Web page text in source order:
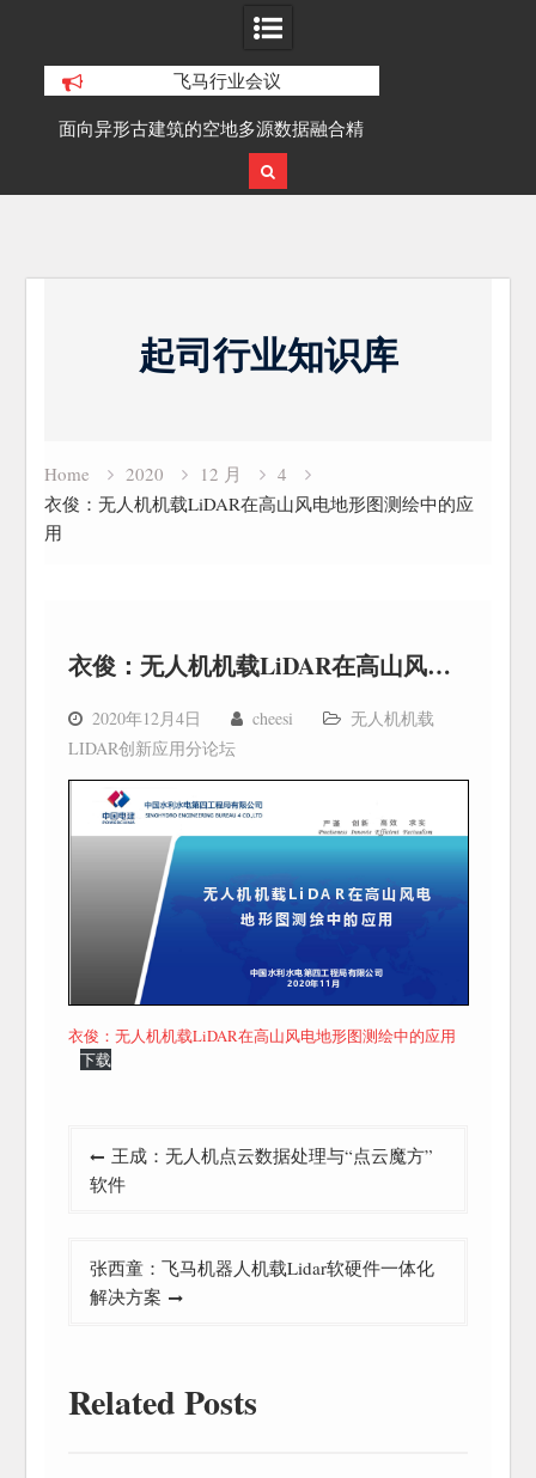
飞马行业会议
面向异形古建筑的空地多源数据融合精
细化三维重建研究
起司行业知识库
Home 2020 12 月
4
衣俊：无人机机载LiDAR在高山风电地形图测绘中的应
用
衣俊：无人机机载LiDAR在高山风电地形图测绘中的应用
2020年12月4日 cheesi
无人机机载
LIDAR创新应用分论坛
衣俊：无人机机载LiDAR在高山风电地形图测绘中的应用
下载
章
王成：无人机点云数据处理与“点云魔方”
软件
张西童：飞马机器人机载Lidar软硬件一体化
解决方案
Related Posts